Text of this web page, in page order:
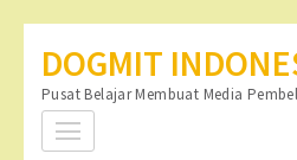
konten
(Tekan
DOGMIT
Pusat Belajar Membuat Media